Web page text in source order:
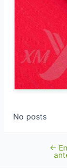
No posts
Navegación
←